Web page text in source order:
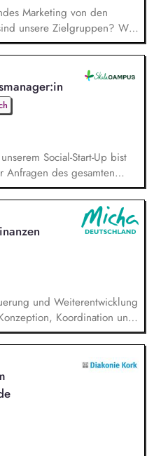
Marketing von den
unsere Zielgruppen? Was
Du gehst in Verbindung
daraus
und neue Formate.
daraus selbstständig
operative Marketing für
Social-Start-Up bist
des gesamten
Prozessen, passenden
Dabei schaust du über den
und findest
kleinen Reibungen große
entwickelst Proze...
und Weiterentwicklung
Koordination und
(z. B. Frühjahr,
und strategische
und
Drittmittelmanagement:
und Fristenkontrolle.